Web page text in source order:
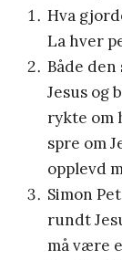
Hva
La hver
Både
Jesus og
rykte om
spre om
opplevd
Simon
rundt
må være